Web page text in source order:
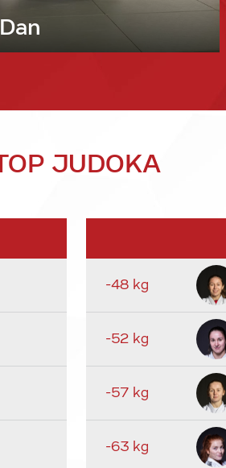
JUDOKA
-48 kg
-52 kg
-57 kg
-63 kg